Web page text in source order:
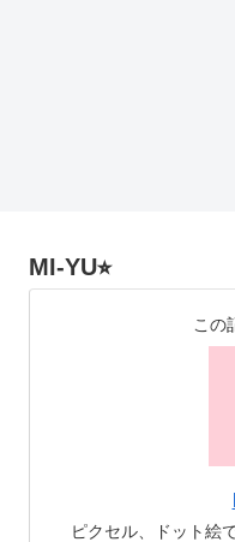
MI-YU⭐︎
この
ピクセル、ドット絵